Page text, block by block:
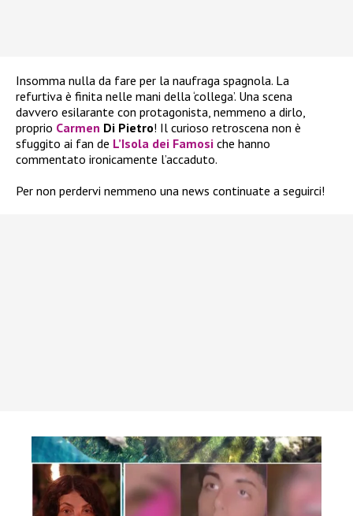
Insomma nulla da fare per la naufraga spagnola. La
refurtiva è finita nelle mani della ‘collega’. Una scena
davvero esilarante con protagonista, nemmeno a dirlo,
proprio Carmen Di Pietro! Il curioso retroscena non è
sfuggito ai fan de L’Isola dei Famosi che hanno
commentato ironicamente l’accaduto.
Per non perdervi nemmeno una news continuate a seguirci!